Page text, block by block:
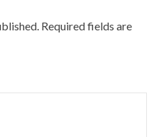
Required fields are